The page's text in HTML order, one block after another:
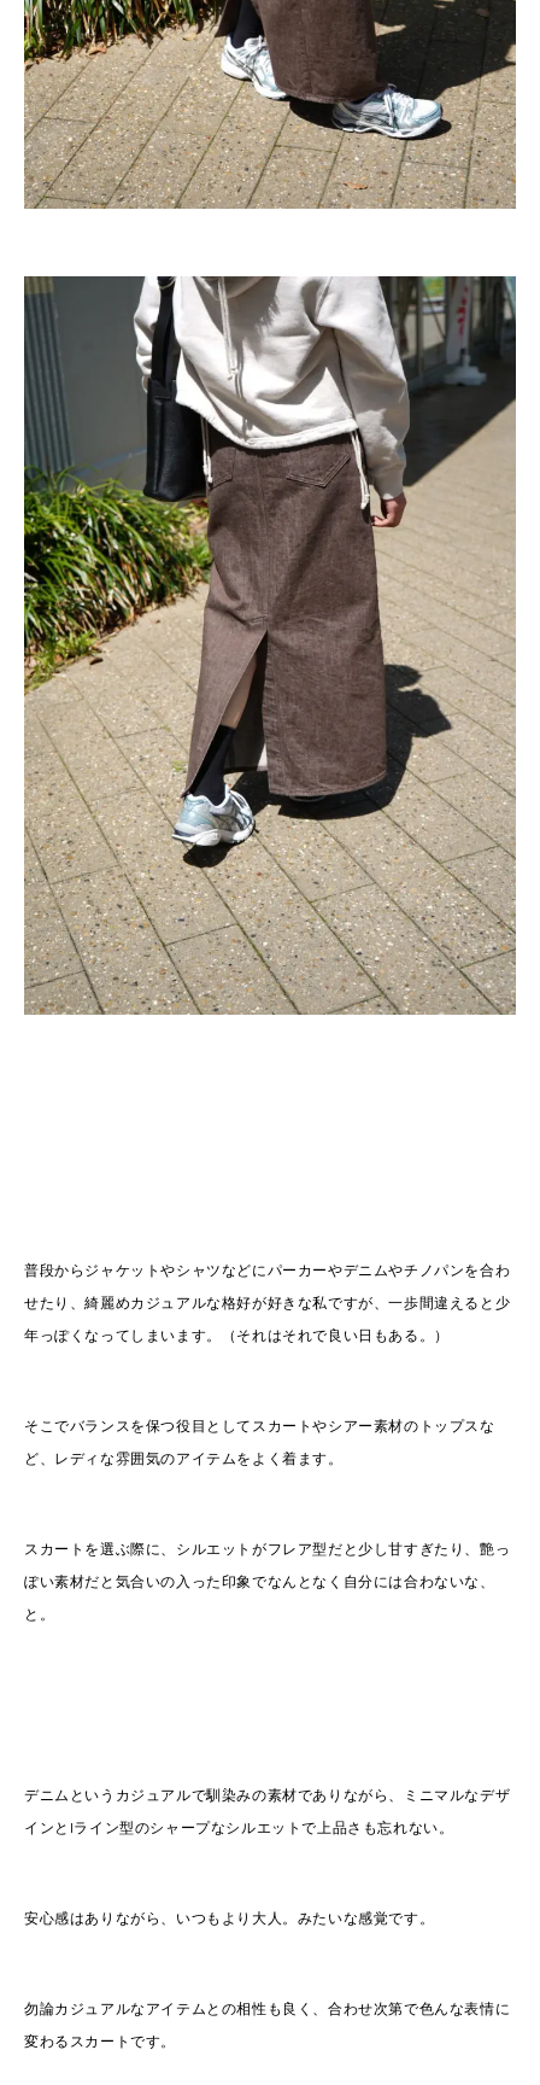
普段からジャケットやシャツなどにパーカーやデニムやチノパンを合わ
せたり、綺麗めカジュアルな格好が好きな私ですが、一歩間違えると少
年っぽくなってしまいます。（それはそれで良い日もある。）
そこでバランスを保つ役目としてスカートやシアー素材のトップスな
ど、レディな雰囲気のアイテムをよく着ます。
スカートを選ぶ際に、シルエットがフレア型だと少し甘すぎたり、艶っ
ぽい素材だと気合いの入った印象でなんとなく自分には合わないな、
と。
デニムというカジュアルで馴染みの素材でありながら、ミニマルなデザ
インとIライン型のシャープなシルエットで上品さも忘れない。
安心感はありながら、いつもより大人。みたいな感覚です。
勿論カジュアルなアイテムとの相性も良く、合わせ次第で色んな表情に
変わるスカートです。